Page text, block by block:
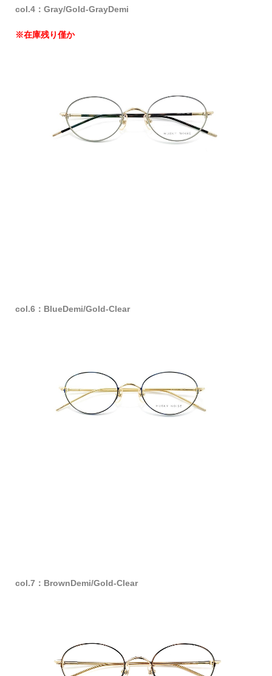
col.4：Gray/Gold-GrayDemi
※在庫残り僅か
col.6：BlueDemi/Gold-Clear
col.7：BrownDemi/Gold-Clear